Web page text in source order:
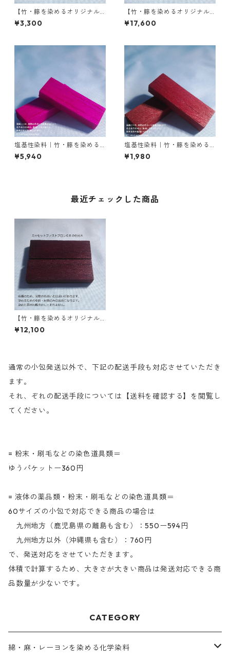
【竹・籐を染めるオリジナル
染料】｜100g｜ミキセットフ
ァストブロンＧＲ（こげ茶
¥3,300
【竹・籐を染めるオリジナル
染料】｜1kg｜ミキセットファ
ストブロンＧＲ（こげ茶色）
¥17,600
塩基性染料｜竹・籐を染める
｜50g｜ローダミンＢ（赤紫
色）
¥5,940
塩基性染料｜竹・籐を染める
｜20g｜M.Bビスマークブロン
Ｂ（茶色）
¥1,980
最近チェックした商品
【竹・籐を染めるオリジナル
染料】｜500g｜ミキセットフ
ァストブロンＧＲ（こげ茶
¥12,100
通常の小包発送以外で、下記の配送手段も対応させていただき
ます。
それ、ぞれの配送手段については【送料を確認する】を閲覧し
てください。
= 粉末・刷毛などの染色道具類＝
ゆうパケットー360円
= 液体の薬品類・粉末・刷毛などの染色道具類＝
60サイズの小包で対応できる商品の場合は
九州地方（鹿児島県の離島も含む）：550ー594円
九州地方以外（沖縄県も含む）：760円
で、発送対応をさせていただきます。
体積で計算するため、大きさが大きい商品は発送対応できる商
品数量が少ないです。
CATEGORY
綿・麻・レーヨンを染める化学染料